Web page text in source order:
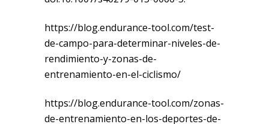
https://blog.endurance-tool.com/test-
de-campo-para-determinar-niveles-de-
rendimiento-y-zonas-de-
entrenamiento-en-el-ciclismo/
https://blog.endurance-tool.com/zonas-
de-entrenamiento-en-los-deportes-de-